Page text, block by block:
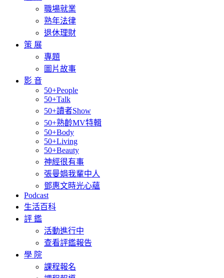
職場就業
熟年法律
退休理財
策 展
專題
圖片故事
影 音
50+People
50+Talk
50+讀者Show
50+熟齡MV特輯
50+Body
50+Living
50+Beauty
神經很有事
張曼娟我輩中人
鄧惠文時光心蘊
Podcast
生活百科
評 鑑
活動進行中
查看評鑑報告
學 院
課程報名